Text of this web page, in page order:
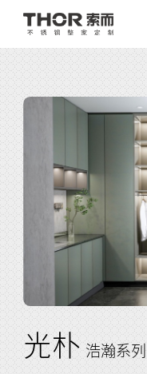
光朴 浩瀚系列